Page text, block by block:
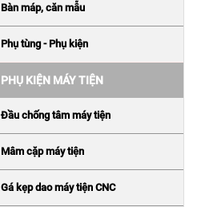
Bàn máp, căn mẫu
Phụ tùng - Phụ kiện
PHỤ KIỆN MÁY TIỆN
Đầu chống tâm máy tiện
Mâm cặp máy tiện
Gá kẹp dao máy tiện CNC